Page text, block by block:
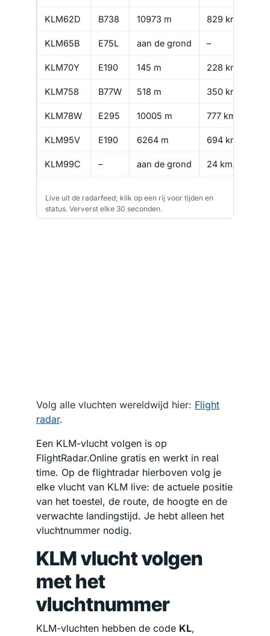
KLM62D B738 10973 m 829 km/u
KLM65B E75L aan de grond –
KLM70Y E190 145 m 228 km/u
KLM758 B77W 518 m 350 km/u
KLM78W E295 10005 m 777 km/u
KLM95V E190 6264 m 694 km/u
KLM99C – aan de grond 24 km/u
Live uit de radarfeed; klik op een rij voor tijden en
status. Ververst elke 30 seconden.
Volg alle vluchten wereldwijd hier: Flight
radar.
Een KLM-vlucht volgen is op
FlightRadar.Online gratis en werkt in real
time. Op de flightradar hierboven volg je
elke vlucht van KLM live: de actuele positie
van het toestel, de route, de hoogte en de
verwachte landingstijd. Je hebt alleen het
vluchtnummer nodig.
KLM vlucht volgen
met het
vluchtnummer
KLM-vluchten hebben de code KL,